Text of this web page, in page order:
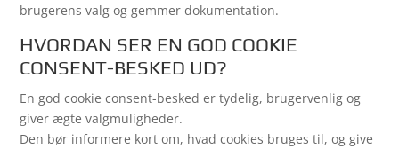
brugerens valg og gemmer dokumentation.
HVORDAN SER EN GOD COOKIE
CONSENT-BESKED UD?
En god cookie consent-besked er tydelig, brugervenlig og
giver ægte valgmuligheder.
Den bør informere kort om, hvad cookies bruges til, og give